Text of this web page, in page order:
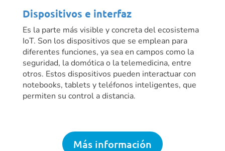
Dispositivos e interfaz
Es la parte más visible y concreta del ecosistema
IoT. Son los dispositivos que se emplean para
diferentes funciones, ya sea en campos como la
seguridad, la domótica o la telemedicina, entre
otros. Estos dispositivos pueden interactuar con
notebooks, tablets y teléfonos inteligentes, que
permiten su control a distancia.
Más información